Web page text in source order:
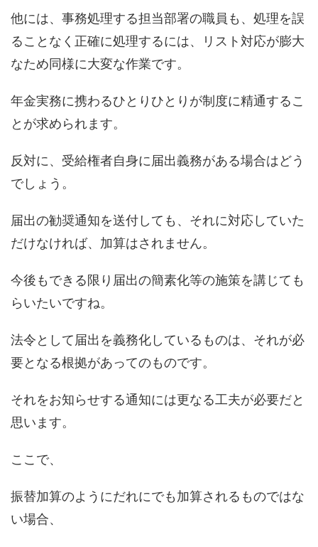
他には、事務処理する担当部署の職員も、処理を誤
ることなく正確に処理するには、リスト対応が膨大
なため同様に大変な作業です。
年金実務に携わるひとりひとりが制度に精通するこ
とが求められます。
反対に、受給権者自身に届出義務がある場合はどう
でしょう。
届出の勧奨通知を送付しても、それに対応していた
だけなければ、加算はされません。
今後もできる限り届出の簡素化等の施策を講じても
らいたいですね。
法令として届出を義務化しているものは、それが必
要となる根拠があってのものです。
それをお知らせする通知には更なる工夫が必要だと
思います。
ここで、
振替加算のようにだれにでも加算されるものではな
い場合、